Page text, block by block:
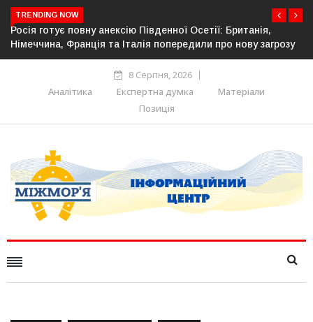
TRENDING NOW
загрозу
Естонія посилює кордон із Росією: облаштовано ще
прикордонної інфраструктури
8 Серпня, 2026
Аналітика
Експертна думка
Матеріали
Позиція